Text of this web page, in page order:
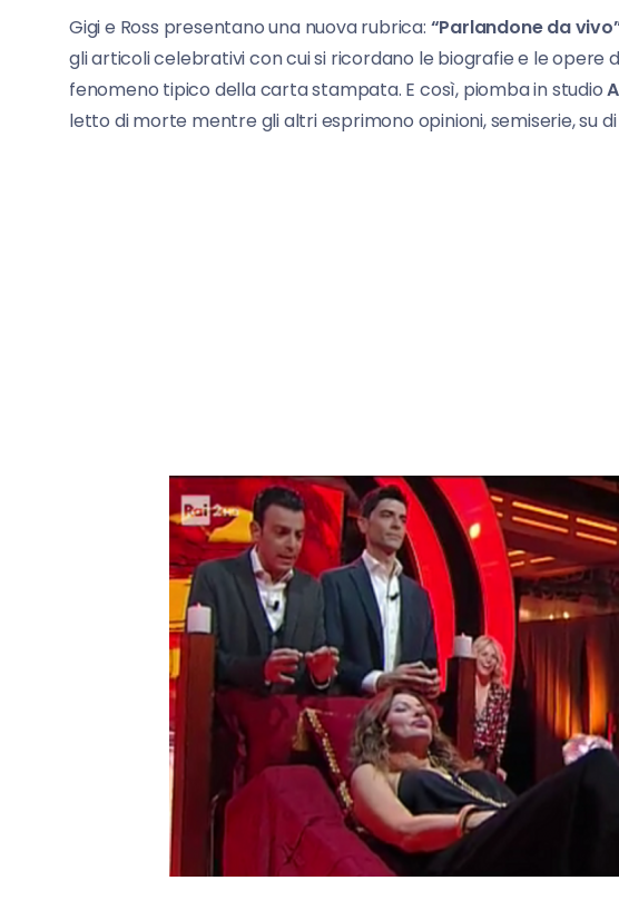
Gigi e Ross presentano una nuova rubrica: “Parlandone da
gli articoli celebrativi con cui si ricordano le biografie e le opere
fenomeno tipico della carta stampata. E così, piomba in studio
letto di morte mentre gli altri esprimono opinioni, semiserie, su